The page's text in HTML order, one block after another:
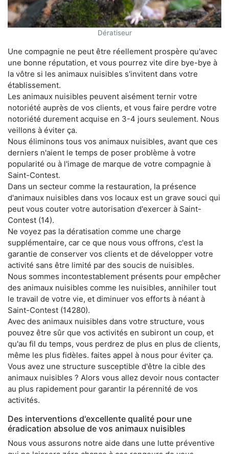
Dératiseur
Une compagnie ne peut être réellement prospère qu'avec
une bonne réputation, et vous pourrez vite dire bye-bye à
la vôtre si les animaux nuisibles s'invitent dans votre
établissement.
Les animaux nuisibles peuvent aisément ternir votre
notoriété auprès de vos clients, et vous faire perdre votre
notoriété durement acquise en 3-4 jours seulement. Nous
veillons à éviter ça.
Nous éliminons tous vos animaux nuisibles, avant que ces
derniers n'aient le temps de poser problème à votre
popularité ou à l'image de marque de votre compagnie à
Saint-Contest.
Dans un secteur comme la restauration, la présence
d'animaux nuisibles dans vos locaux est un grave souci qui
peut vous couter votre autorisation d'exercer à Saint-
Contest (14).
Ne voyez pas la dératisation comme une charge
supplémentaire, car ce que nous vous offrons, c'est la
garantie de conserver vos clients et de développer votre
activité sans être limité par des soucis de nuisibles.
Nous sommes incontestablement présents pour empêcher
des animaux nuisibles comme les nuisibles, annihiler tout
le travail de votre vie, et diminuer vos efforts à néant à
Saint-Contest (14280).
Avec des animaux nuisibles dans votre structure, vous
pouvez être sûr que vos activités en subiront un coup, et
qu'au fil du temps, vous perdrez de plus en plus de clients,
même les plus fidèles. faites appel à nous pour éviter ça.
Vous avez une structure susceptible d'être la cible des
animaux nuisibles ? Alors vous allez devoir nous contacter
au plus rapidement pour garantir la pérennité de vos
activités.
Des interventions d'excellente qualité pour une
éradication absolue de vos animaux nuisibles
Nous vous assurons notre aide dans une lutte préventive